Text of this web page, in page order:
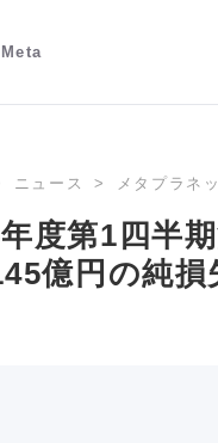
ニュース メタプラネ
度第1四半
億円の純損